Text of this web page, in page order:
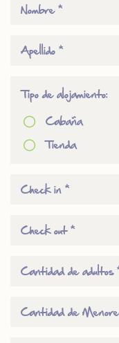
Tipo de alojamiento:
Cabaña
Tienda